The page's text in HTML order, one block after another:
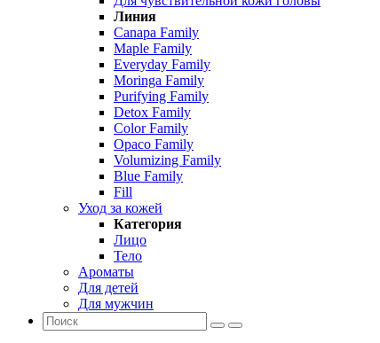
Линия
Canapa Family
Maple Family
Everyday Family
Moringa Family
Purifying Family
Detox Family
Color Family
Opaco Family
Volumizing Family
Blue Family
Fill
Уход за кожей
Категория
Лицо
Тело
Ароматы
Для детей
Для мужчин